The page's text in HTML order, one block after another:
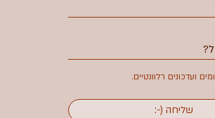
ועדכונים רלוונטיים.
:-) שליחה